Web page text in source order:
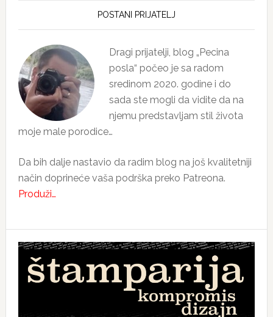
POSTANI PRIJATELJ
Dragi prijatelji, blog „Pecina
posla“ počeo je sa radom
sredinom 2020. godine i do
sada ste mogli da vidite da na
njemu predstavljam stil života
moje male porodice…
Da bih dalje nastavio da radim blog na još kvalitetniji
način doprineće vaša podrška preko Patreona.
Produži…